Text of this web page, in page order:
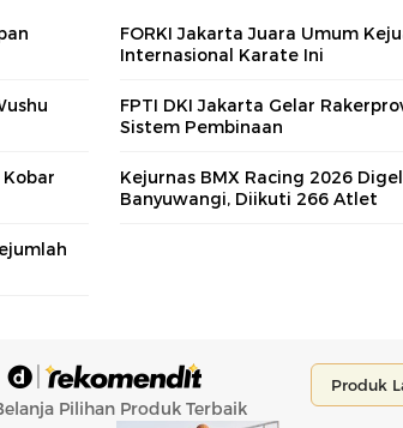
FORKI Jakarta Juara Umum
Internasional Karate Ini
FPTI DKI Jakarta Gelar
Sistem Pembinaan
Kejurnas BMX Racing 2026
Banyuwangi, Diikuti 266 Atlet